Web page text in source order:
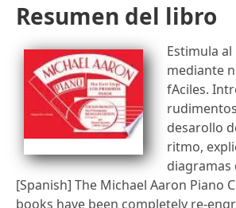
Resumen del libro
Estimula
mediante
fAciles.
desarollo
ritmo,
diagramas
[Spanish] The Michael Aaron Piano
books have been completely re-